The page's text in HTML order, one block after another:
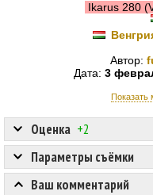
Ikarus 280
Автор:
Дата: 3
Показать
Оценка +2
Параметры съёмки
Ваш комментарий